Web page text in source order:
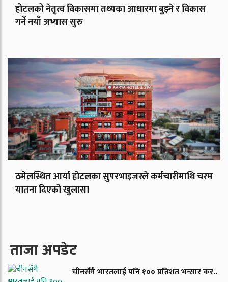
होटलको नेतृत्व विकासमा तथ्यका आधारमा बुझ्ने र विकास
गर्ने नयाँ अभ्यास सुरु
ठमेलस्थित आर्या होटलका सुपरभाइजरले कर्मचारीमाथि चरम
यातना दिएको खुलासा
ताजा अपडेट
चीनसँगै भारतलाई पनि १०० प्रतिशत भन्सार कर..